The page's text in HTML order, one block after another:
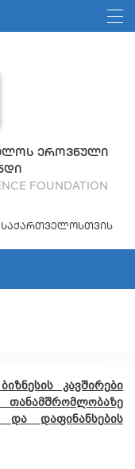
ᲔᲠᲝᲕᲜᲣᲚᲘ
FOUNDATION
ᲡᲐᲥᲐᲠᲗᲕᲔᲚᲝᲡᲗᲕᲘᲡ
კავშირები
თანამშრომლობაზე
და დაფინანსების